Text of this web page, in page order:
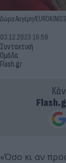
Δώρα Αυγέρη/
Συντακτική
Ομάδα
Flash.gr
03.12.2023 16:59
«Όσο κι αν